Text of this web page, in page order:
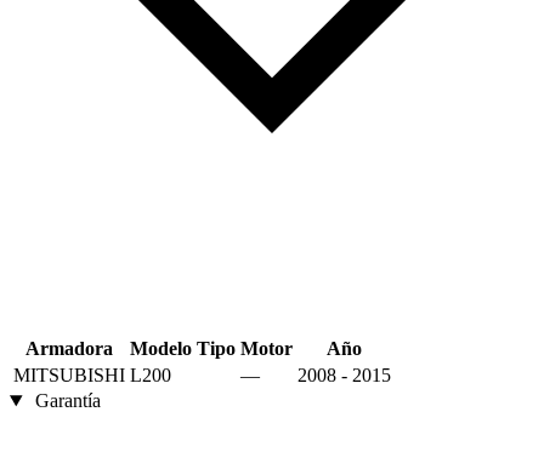
Armadora Modelo Tipo Motor
Año
MITSUBISHI L200 —
2008 - 2015
Garantía